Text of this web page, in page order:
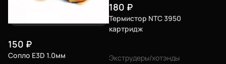
150 ₽
Сопло E3D 1.0мм
180 ₽
Термистор NTC 3950
картридж
Экструдеры/хотэнды